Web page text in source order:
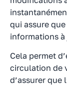
qui assure
informations à
Cela permet
circulation de
d’assurer que